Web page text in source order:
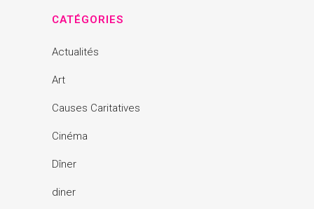
CATÉGORIES
Actualités
Art
Causes Caritatives
Cinéma
Dîner
diner